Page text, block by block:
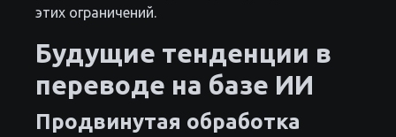
этих ограничений.
Будущие тенденции в
переводе на базе ИИ
Продвинутая обработка